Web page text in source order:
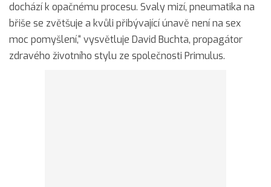
dochází k opačnému procesu. Svaly mizí, pneumatika na
břiše se zvětšuje a kvůli přibývající únavě není na sex
moc pomyšlení,“ vysvětluje David Buchta, propagátor
zdravého životního stylu ze společnosti Primulus.